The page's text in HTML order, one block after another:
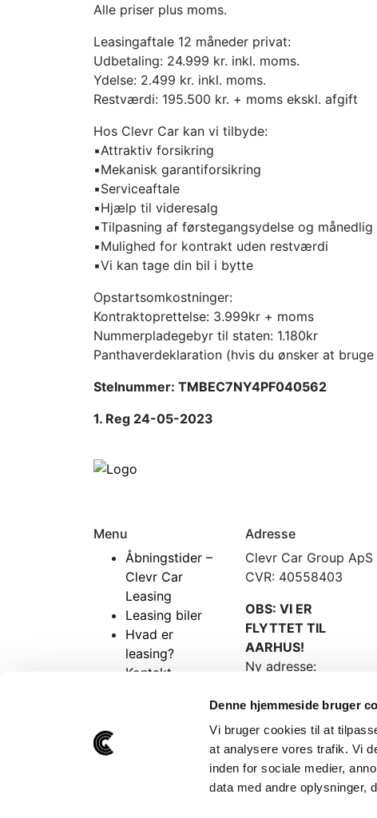
Denne hjemmeside bruger
Vi bruger cookies til at
at analysere vores trafik. Vi
inden for sociale medier,
data med andre oplysninger,
Alle priser plus moms.
Leasingaftale 12 måneder privat:
Udbetaling: 24.999 kr. inkl. moms.
Ydelse: 2.499 kr. inkl. moms.
Restværdi: 195.500 kr. + moms ekskl. afgift
Hos Clevr Car kan vi tilbyde:
▪️Attraktiv forsikring
▪️Mekanisk garantiforsikring
▪️Serviceaftale
▪️Hjælp til videresalg
▪️Tilpasning af førstegangsydelse og månedlig
▪️Mulighed for kontrakt uden restværdi
▪️Vi kan tage din bil i bytte
Opstartsomkostninger:
Kontraktoprettelse: 3.999kr + moms
Nummerpladegebyr til staten: 1.180kr
Panthaverdeklaration (hvis du ønsker at
Stelnummer: TMBEC7NY4PF040562
1. Reg 24-05-2023
Menu
Åbningstider –
Clevr Car
Leasing
Leasing biler
Hvad er
leasing?
Kontakt
privatlivspolitik
Adresse
Clevr Car Group ApS
CVR: 40558403
OBS: VI ER
FLYTTET TIL
AARHUS!
Ny adresse:
8250 Egå